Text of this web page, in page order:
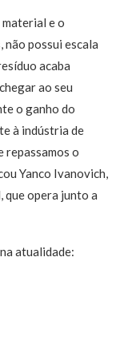
e o
não possui escala
acaba
ao seu
o ganho do
à indústria de
repassamos o
Yanco Ivanovich,
que opera junto a
atualidade: